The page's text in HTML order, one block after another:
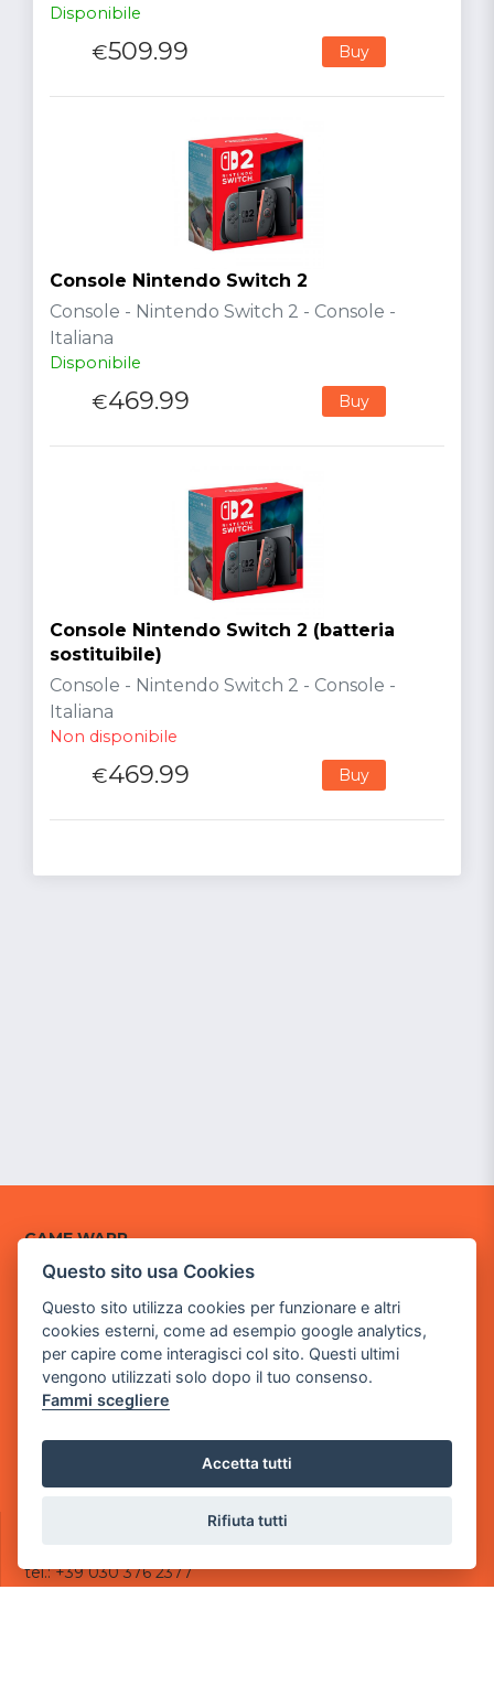
Disponibile
€509.99 Buy
Console Nintendo Switch 2
Console - Nintendo Switch 2 - Console -
Italiana
Disponibile
€469.99 Buy
Console Nintendo Switch 2 (batteria
sostituibile)
Console - Nintendo Switch 2 - Console -
Italiana
Non disponibile
€469.99 Buy
GAME WARP
Sede Legale
via Villaggio dei Platani, 3
- 25014 Castenedolo, Brescia
Sede Operativa
Partita iva 03308130982
Cod. SDI: USAL8PV
tel.: +39 030 376 2377
Questo sito usa Cookies
Questo sito utilizza cookies per funzionare e altri
cookies esterni, come ad esempio google analytics,
per capire come interagisci col sito. Questi ultimi
vengono utilizzati solo dopo il tuo consenso.
Fammi scegliere
Accetta tutti
Rifiuta tutti